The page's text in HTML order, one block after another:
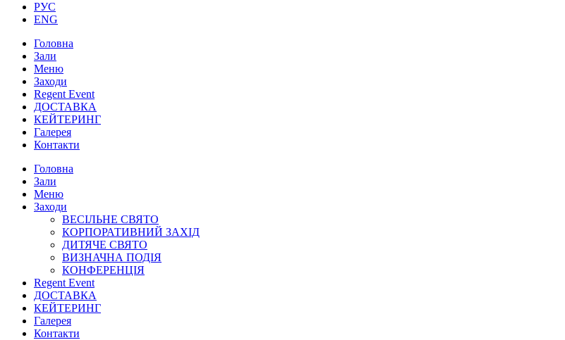
РУС
ENG
Головна
Зали
Меню
Заходи
Regent Event
ДОСТАВКА
КЕЙТЕРИНГ
Галерея
Контакти
Головна
Зали
Меню
Заходи
ВЕСІЛЬНЕ СВЯТО
КОРПОРАТИВНИЙ ЗАХІД
ДИТЯЧЕ СВЯТО
ВИЗНАЧНА ПОДІЯ
КОНФЕРЕНЦІЯ
Regent Event
ДОСТАВКА
КЕЙТЕРИНГ
Галерея
Контакти